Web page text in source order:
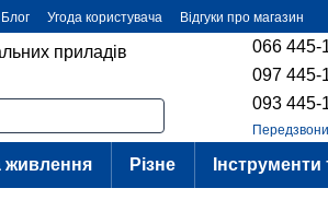
Блог Угода користувача Відгуки про магазин
приладів
066 445-
097 445-
093 445-
живлення Різне